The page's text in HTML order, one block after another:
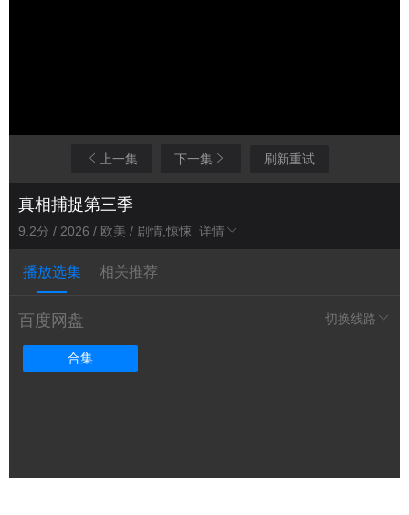
上一集 下一集 刷新重试
真相捕捉第三季
9.2分 / 2026 / 欧美 / 剧情,惊悚 详情
播放选集 相关推荐
切换线路
百度网盘
合集